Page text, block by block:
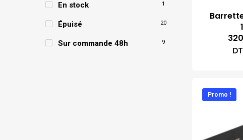
En stock 1
Épuisé 20
Sur commande 48h 9
Promo !